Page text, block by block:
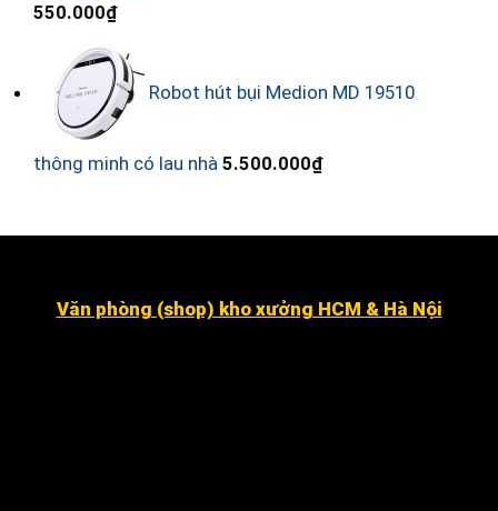
550.000₫
Robot hút bụi Medion MD 19510
thông minh có lau nhà 5.500.000₫
Văn phòng (shop) kho xưởng HCM & Hà Nội